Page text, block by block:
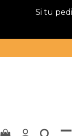
Si tu